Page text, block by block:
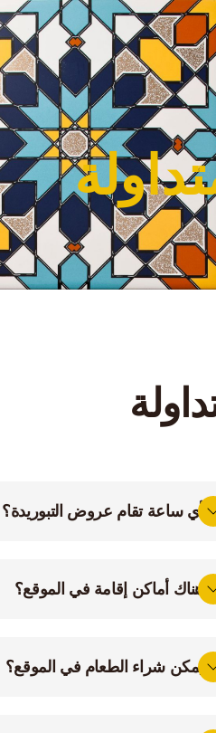
أي ساعة تقام عروض التبوريدة؟
هناك أماكن إقامة في الموقع؟
يمكن شراء الطعام في الموقع؟